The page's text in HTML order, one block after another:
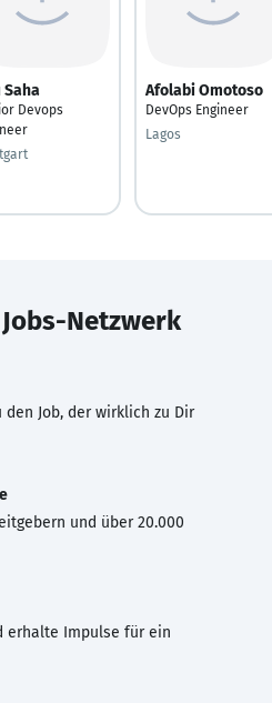
Saha
Devops
Afolabi Omotoso
DevOps Engineer
Lagos
Jobs-Netzwerk
den Job, der wirklich zu Dir
und über 20.000
erhalte Impulse für ein